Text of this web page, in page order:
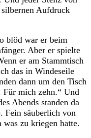
Aufdruck
blöd war er beim
Aber er spielte
er am Stammtisch
das in Windeseile
dann um den Tisch
mich zehn.“ Und
Abends standen da
Fein säuberlich von
zu kriegen hatte.